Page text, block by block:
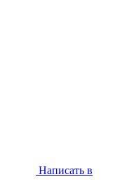
Написать в